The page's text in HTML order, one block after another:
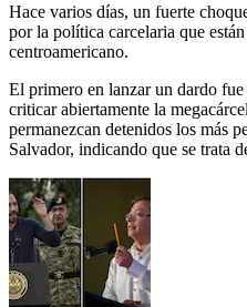
Hace varios días, un fuerte
por la política carcelaria que
centroamericano.
El primero en lanzar un dardo
criticar abiertamente la
permanezcan detenidos los más
Salvador, indicando que se trata